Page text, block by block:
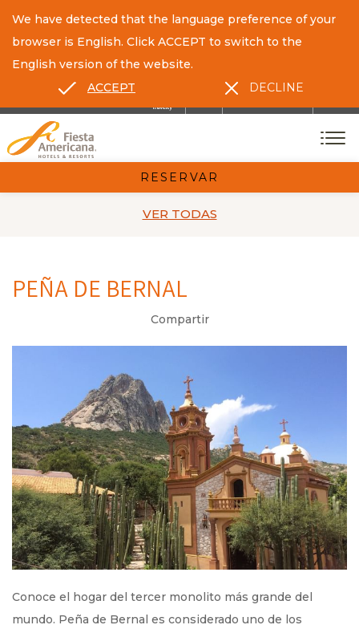
CONTACTO
RESERVAR
We have detected that the language preference of your
browser is English. Click ACCEPT to switch to the
English version of the website.
ACCEPT
DECLINE
VER TODAS
PEÑA DE BERNAL
Compartir
Conoce el hogar del tercer monolito más grande del
mundo. Peña de Bernal es considerado uno de los